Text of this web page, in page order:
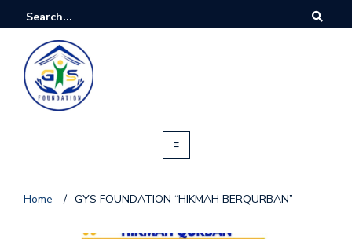
Home / GYS FOUNDATION “HIKMAH BERQURBAN”